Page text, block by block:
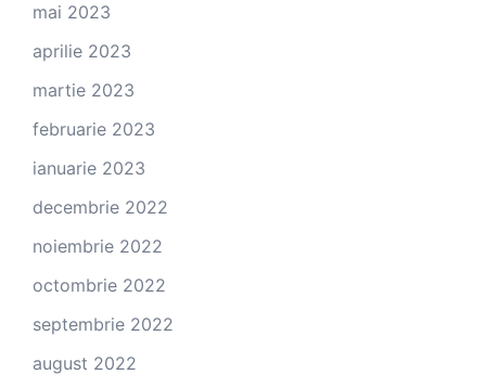
mai 2023
aprilie 2023
martie 2023
februarie 2023
ianuarie 2023
decembrie 2022
noiembrie 2022
octombrie 2022
septembrie 2022
august 2022